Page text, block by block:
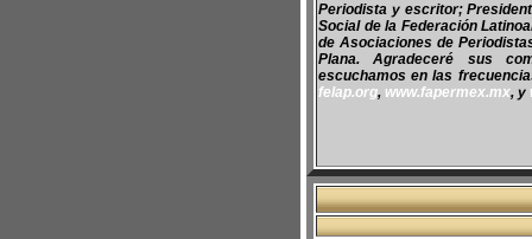
Periodista y escritor;
Social de la Federación
de Asociaciones de
Plana. Agradeceré sus
escuchamos en las
felap.org, www.fapermex.mx, y